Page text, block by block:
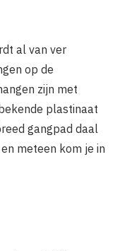
al van ver
op de
zijn met
plastinaat
gangpad daal
meteen kom je in